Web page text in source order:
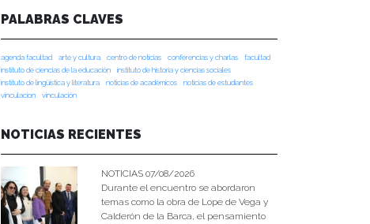
PALABRAS CLAVES
agenda facultad arte y cultura centro de noticias conferencias y charlas
facultad
instituto de ciencias de la educación
instituto de historia y ciencias sociales
instituto de lingüística y literatura
noticias de académicos
noticias de estudiantes
vinculacion
vinculación
NOTICIAS RECIENTES
NOTICIAS 07/08/2026
Durante el encuentro se abordaron
temas como la obra de Lope de Vega y
Calderón de la Barca, el pensamiento